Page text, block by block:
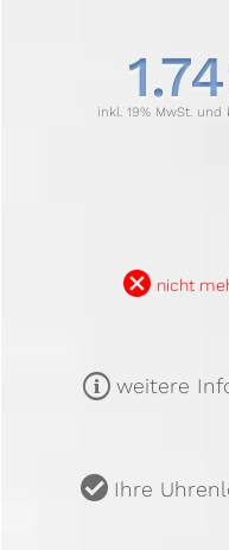
inkl. 19% MwSt.
B nicht
m weitere
u Ihre